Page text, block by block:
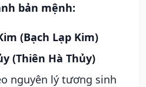
bản mệnh:
(Bạch Lạp Kim)
(Thiên Hà Thủy)
nguyên lý tương sinh